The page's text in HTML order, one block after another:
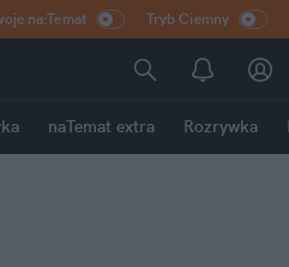
na:Temat Tryb Ciemny
naTemat extra Rozrywka